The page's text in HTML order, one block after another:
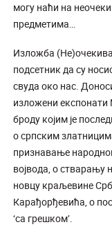
могу наћи на
предметима…
Изложба
подсетник да су
свуда око нас.
изложени експонати
броду којим је
о српским
признавање
војвода, о
новцу краљевине
Карађорђевића, о
‘са грешком’.